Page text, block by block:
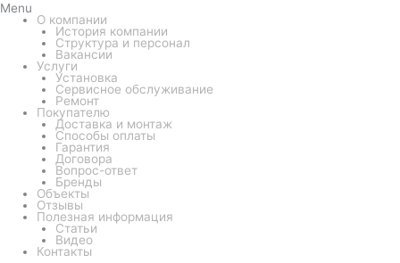
Menu
О компании
История компании
Структура и персонал
Вакансии
Услуги
Установка
Сервисное обслуживание
Ремонт
Покупателю
Доставка и монтаж
Способы оплаты
Гарантия
Договора
Вопрос-ответ
Бренды
Объекты
Отзывы
Полезная информация
Статьи
Видео
Контакты